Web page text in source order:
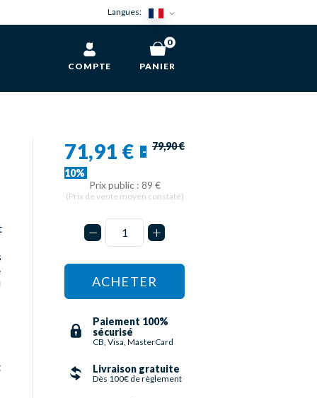
Langues:
COMPTE PANIER
0
71,91 €
-
10%
79,90 €
Prix public : 89 €
(Prix de vente moyen constaté)
ACHETER
Paiement 100%
sécurisé
CB, Visa, MasterCard
Livraison gratuite
Dès 100€ de règlement